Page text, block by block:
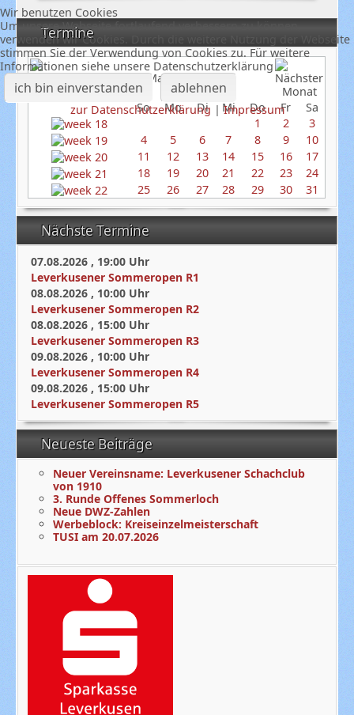
Termine
Mai 2025
So
Mo Di Mi Do Fr
Sa
1
2
3
4
5 6 7 8 9
10
11
12 13 14 15 16
17
18
19 20 21 22 23
24
25
26 27 28 29 30 31
Nächste Termine
07.08.2026 , 19:00 Uhr
Leverkusener Sommeropen R1
08.08.2026 , 10:00 Uhr
Leverkusener Sommeropen R2
08.08.2026 , 15:00 Uhr
Leverkusener Sommeropen R3
09.08.2026 , 10:00 Uhr
Leverkusener Sommeropen R4
09.08.2026 , 15:00 Uhr
Leverkusener Sommeropen R5
Neueste Beiträge
Neuer Vereinsname: Leverkusener Schachclub
von 1910
3. Runde Offenes Sommerloch
Neue DWZ-Zahlen
Werbeblock: Kreiseinzelmeisterschaft
TUSI am 20.07.2026
Wir benutzen Cookies
Um unsere Webseite fortlaufend verbessern zu können,
verwenden wir Cookies. Durch die weitere Nutzung der Webseite
stimmen Sie der Verwendung von Cookies zu. Für weitere
Informationen siehe unsere Datenschutzerklärung
ich bin einverstanden ablehnen
zur Datenschutzerklärung |Impressum